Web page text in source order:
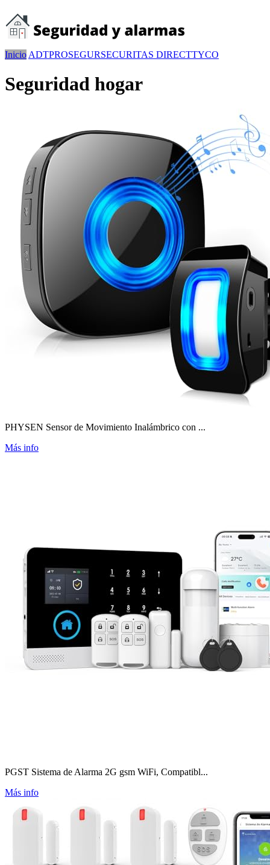
Inicio ADTPROSEGURSECURITAS DIRECTTYCO
Seguridad hogar
PHYSEN Sensor de Movimiento Inalámbrico con ...
Más info
PGST Sistema de Alarma 2G gsm WiFi, Compatibl...
Más info